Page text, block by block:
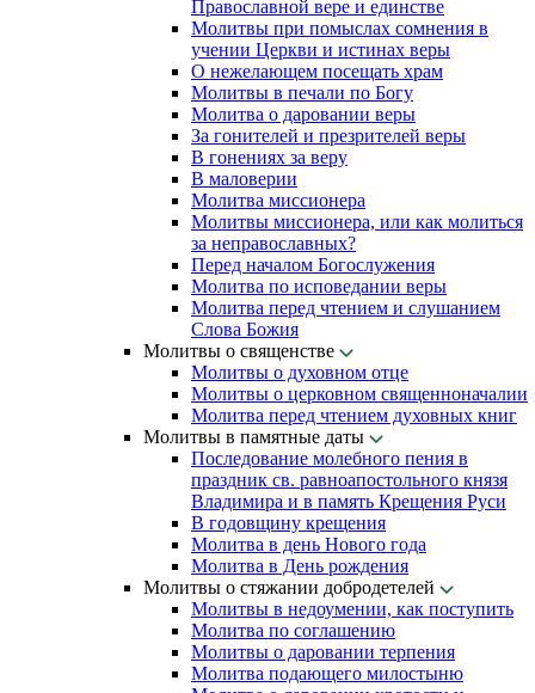
Православной вере и единстве
Молитвы при помыслах сомнения в
учении Церкви и истинах веры
О нежелающем посещать храм
Молитвы в печали по Богу
Молитва о даровании веры
За гонителей и презрителей веры
В гонениях за веру
В маловерии
Молитва миссионера
Молитвы миссионера, или как молиться
за неправославных?
Перед началом Богослужения
Молитва по исповедании веры
Молитва перед чтением и слушанием
Слова Божия
Молитвы о священстве
Молитвы о духовном отце
Молитвы о церковном священноначалии
Молитва перед чтением духовных книг
Молитвы в памятные даты
Последование молебного пения в
праздник св. равноапостольного князя
Владимира и в память Крещения Руси
В годовщину крещения
Молитва в день Нового года
Молитва в День рождения
Молитвы о стяжании добродетелей
Молитвы в недоумении, как поступить
Молитва по соглашению
Молитвы о даровании терпения
Молитва подающего милостыню